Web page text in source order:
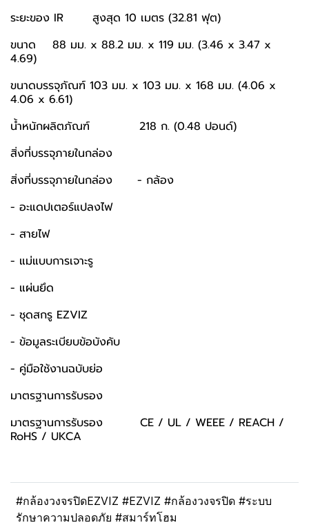
ระยะของ IR สูงสุด 10 เมตร (32.81 ฟุต)
ขนาด 88 มม. x 88.2 มม. x 119 มม. (3.46 x 3.47 x
4.69)
ขนาดบรรจุภัณฑ์ 103 มม. x 103 มม. x 168 มม. (4.06 x
4.06 x 6.61)
น้ำหนักผลิตภัณฑ์ 218 ก. (0.48 ปอนด์)
สิ่งที่บรรจุภายในกล่อง
สิ่งที่บรรจุภายในกล่อง - กล้อง
- อะแดปเตอร์แปลงไฟ
- สายไฟ
- แม่แบบการเจาะรู
- แผ่นยึด
- ชุดสกรู EZVIZ
- ข้อมูลระเบียบข้อบังคับ
- คู่มือใช้งานฉบับย่อ
มาตรฐานการรับรอง
มาตรฐานการรับรอง CE / UL / WEEE / REACH /
RoHS / UKCA
#กล้องวงจรปิดEZVIZ #EZVIZ #กล้องวงจรปิด #ระบบ
รักษาความปลอดภัย #สมาร์ทโฮม